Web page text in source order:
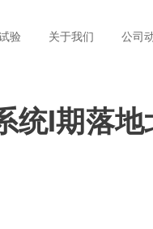
验 关于我们 公司
统I期落